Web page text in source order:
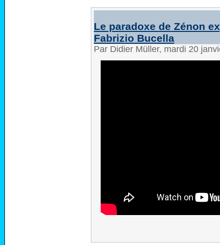
Le paradoxe de Zénon
Fabrizio Bucella
Par Didier Müller, mardi 20